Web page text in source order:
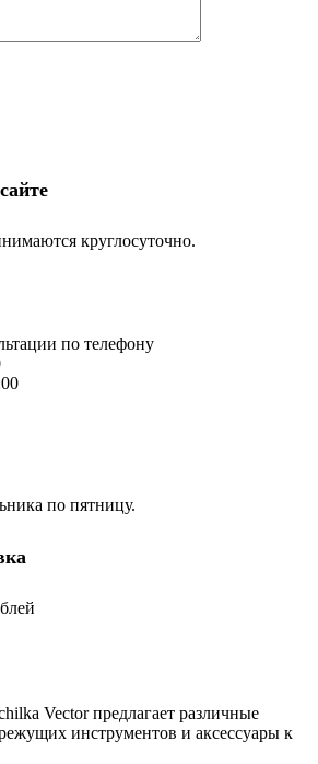
круглосуточно.
по телефону
по пятницу.
Vector предлагает различные
инструментов и аксессуары к